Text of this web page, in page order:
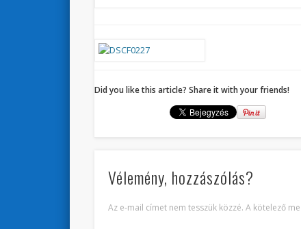
Did you like this article? Share it with your friends!
Vélemény, hozzászólás?
Az e-mail címet nem tesszük közzé. A kötelező